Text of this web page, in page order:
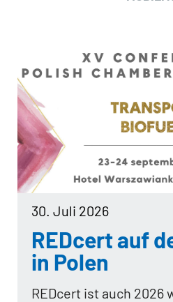
30. Juli 2026
REDcert auf
in Polen
REDcert ist auch 2026